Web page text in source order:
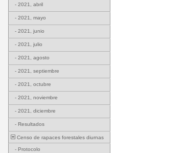
- 2021, abril
- 2021, mayo
- 2021, junio
- 2021, julio
- 2021, agosto
- 2021, septiembre
- 2021, octubre
- 2021, noviembre
- 2021, diciembre
- Resultados
Censo de rapaces forestales diurnas
- Protocolo